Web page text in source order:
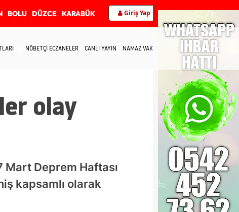
BOLU DÜZCE KARABÜK Giriş Yap
NÖBETÇİ ECZANELER CANLI YAYIN NAMAZ VAKİTLERİ İLETİŞİM
olay
Deprem Haftası
kapsamlı olarak